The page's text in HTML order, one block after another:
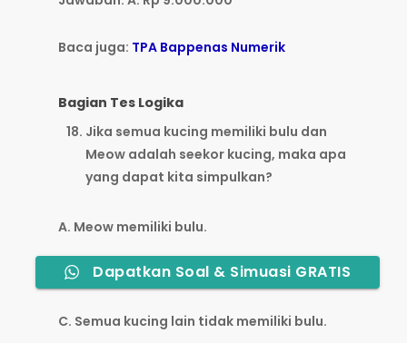
Baca juga: TPA Bappenas Numerik
Bagian Tes Logika
Jika semua kucing memiliki bulu dan
Meow adalah seekor kucing, maka apa
yang dapat kita simpulkan?
A. Meow memiliki bulu.
B. Meow tidak memiliki bulu.
C. Semua kucing lain tidak memiliki bulu.
Dapatkan Soal & Simuasi GRATIS